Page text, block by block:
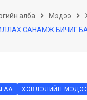
алба Мэдээ
САНАМЖ БИЧИГ
ХЭВЛЭЛИЙН